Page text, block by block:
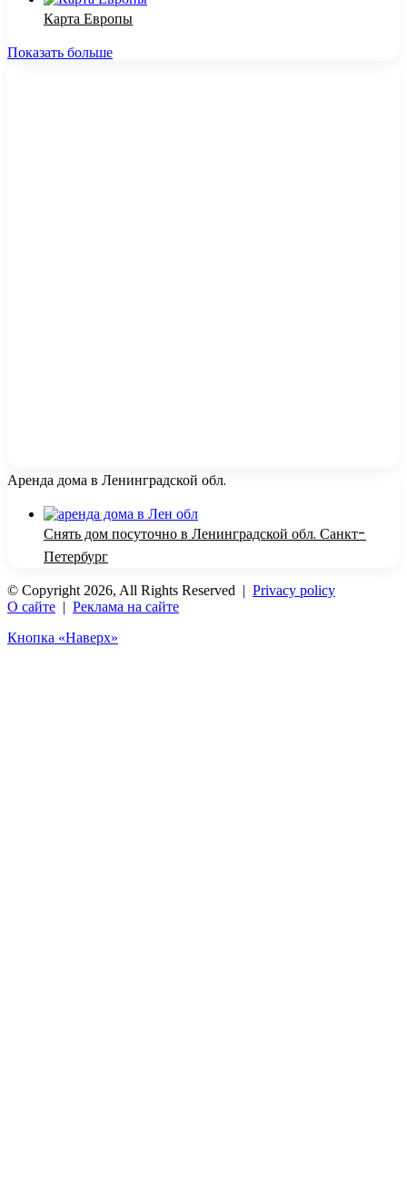
Карта Европы
Показать больше
Аренда дома в Ленинградской обл.
Снять дом посуточно в Ленинградской обл. Санкт-
Петербург
© Copyright 2026, All Rights Reserved | Privacy policy
О сайте | Реклама на сайте
Кнопка «Наверх»